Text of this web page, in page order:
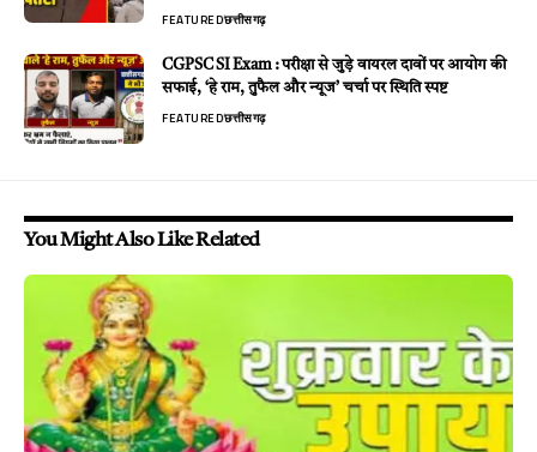
FEATUREDछत्तीसगढ़
CGPSC SI Exam : परीक्षा से जुड़े वायरल दावों पर आयोग की
सफाई, ‘हे राम, तुफैल और न्यूज’ चर्चा पर स्थिति स्पष्ट
FEATUREDछत्तीसगढ़
You Might Also Like Related